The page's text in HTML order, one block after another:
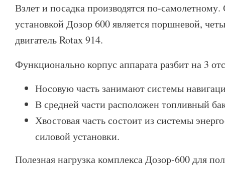
Взлет и посадка производятся по-
установкой Дозор 600 является поршневой,
двигатель Rotax 914.
Функционально корпус аппарата разбит на 3
Носовую часть занимают системы
В средней части расположен топливный
Хвостовая часть состоит из системы
силовой установки.
Полезная нагрузка комплекса Дозор-600 для